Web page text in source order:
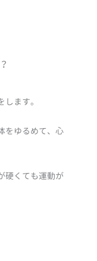
ます。
をゆるめて、心
硬くても運動が